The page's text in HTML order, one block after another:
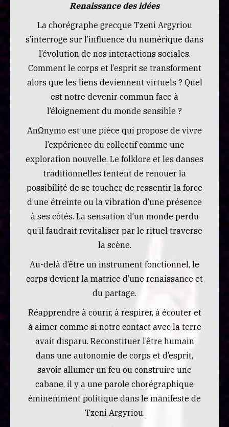
Renaissance des idées
La chorégraphe grecque Tzeni Argyriou
s’interroge sur l’influence du numérique dans
l’évolution de nos interactions sociales.
Comment le corps et l’esprit se transforment
alors que les liens deviennent virtuels ? Quel
est notre devenir commun face à
l’éloignement du monde sensible ?
AnΩnymo est une pièce qui propose de vivre
l’expérience du collectif comme une
exploration nouvelle. Le folklore et les danses
traditionnelles tentent de renouer la
possibilité de se toucher, de ressentir la force
d’une étreinte ou la vibration d’une présence
à ses côtés. La sensation d’un monde perdu
qu’il faudrait revitaliser par le rituel traverse
la scène.
Au-delà d’être un instrument fonctionnel, le
corps devient la matrice d’une renaissance et
du partage.
Réapprendre à courir, à respirer, à écouter et
à aimer comme si notre contact avec la terre
avait disparu. Reconstituer l’être humain
dans une autonomie de corps et d’esprit,
savoir allumer un feu ou construire une
cabane, il y a une parole chorégraphique
éminemment politique dans le manifeste de
Tzeni Argyriou.